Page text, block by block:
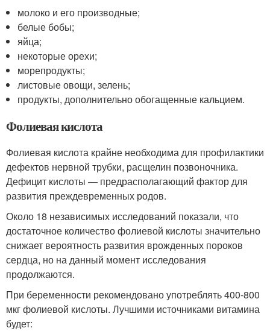
молоко и его производные;
белые бобы;
яйца;
некоторые орехи;
морепродукты;
листовые овощи, зелень;
продукты, дополнительно обогащенные кальцием.
Фолиевая кислота
Фолиевая кислота крайне необходима для профилактики
дефектов нервной трубки, расщелин позвоночника.
Дефицит кислоты — предрасполагающий фактор для
развития преждевременных родов.
Около 18 независимых исследований показали, что
достаточное количество фолиевой кислоты значительно
снижает вероятность развития врожденных пороков
сердца, но на данный момент исследования
продолжаются.
При беременности рекомендовано употреблять 400-800
мкг фолиевой кислоты. Лучшими источниками витамина
будет: